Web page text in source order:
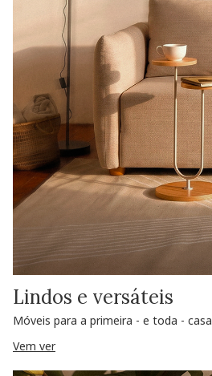
Lindos e versáteis
Móveis para a primeira - e toda - casa
Vem ver